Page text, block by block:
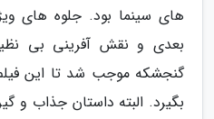
های سینما بود. جلوه های
بعدی و نقش آفرینی بی
گنجشکه موجب شد تا این
بگیرد. البته داستان جذاب و